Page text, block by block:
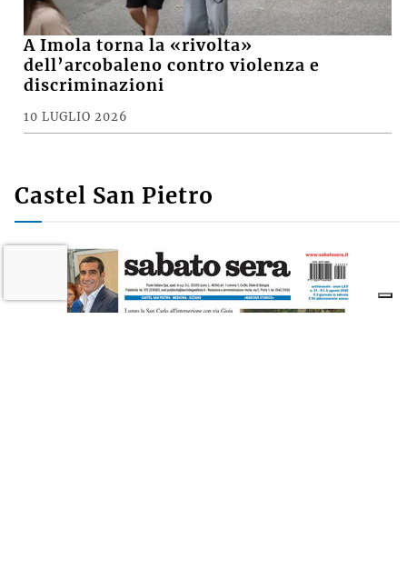
A Imola torna la «rivolta»
dell’arcobaleno contro violenza e
discriminazioni
10 LUGLIO 2026
Castel San Pietro